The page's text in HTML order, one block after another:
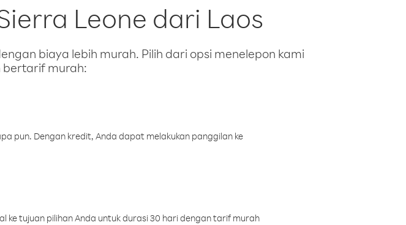
Leone dari Laos
biaya lebih murah. Pilih dari opsi menelepon kami
bertarif murah:
pun. Dengan kredit, Anda dapat melakukan panggilan ke
ke tujuan pilihan Anda untuk durasi 30 hari dengan tarif murah